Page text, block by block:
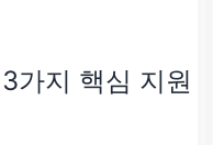
가지 핵심 지원